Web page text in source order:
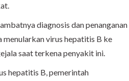
diagnosis dan penanganan
virus hepatitis B ke
saat terkena penyakit ini.
hepatitis B, pemerintah